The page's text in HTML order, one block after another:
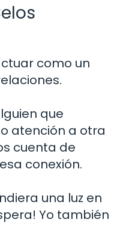
como un
que
atención a otra
cuenta de
conexión.
una luz en
Yo también